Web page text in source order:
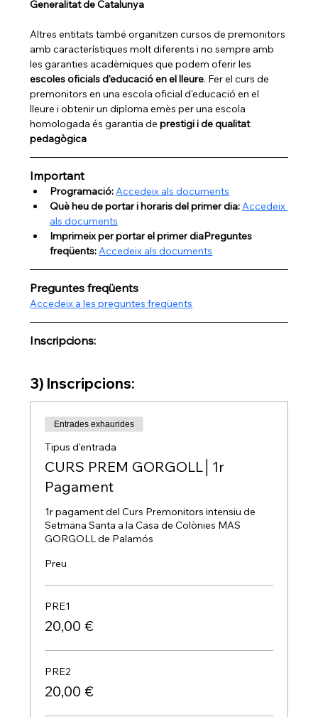
Generalitat de Catalunya
Altres entitats també organitzen cursos de premonitors
amb característiques molt diferents i no sempre amb
les garanties acadèmiques que podem oferir les
escoles oficials d'educació en el lleure. Fer el curs de
premonitors en una escola oficial d'educació en el
lleure i obtenir un diploma emès per una escola
homologada és garantia de prestigi i de qualitat
pedagògica
Important
Programació: Accedeix als documents
Què heu de portar i horaris del primer dia: Accedeix
als documents
Imprimeix per portar el primer diaPreguntes
freqüents: Accedeix als documents
Preguntes freqüents
Accedeix a les preguntes freqüents
Inscripcions:
3) Inscripcions:
Entrades exhaurides
Tipus d'entrada
CURS PREM GORGOLL│1r
Pagament
1r pagament del Curs Premonitors intensiu de
Setmana Santa a la Casa de Colònies MAS
GORGOLL de Palamós
Preu
PRE1
20,00 €
PRE2
20,00 €